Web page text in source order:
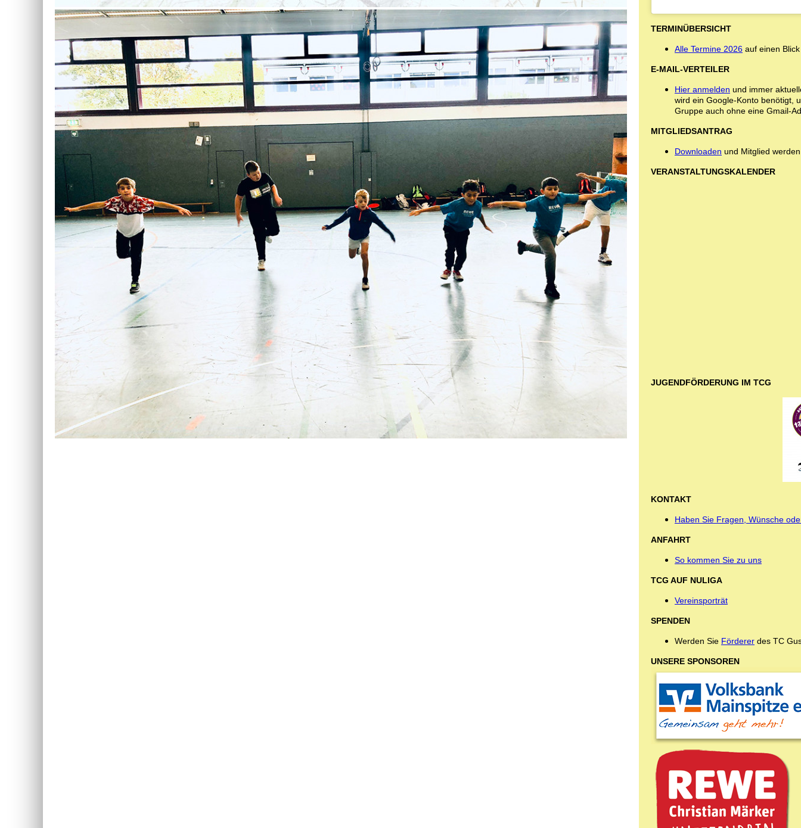
TERMINÜBERSICHT
Alle Termine 2026 auf einen Blick
E-MAIL-VERTEILER
Hier anmelden und immer
wird ein Google-Konto benötigt,
Gruppe auch ohne eine Gmail-
MITGLIEDSANTRAG
Downloaden und Mitglied werden
VERANSTALTUNGSKALENDER
JUGENDFÖRDERUNG IM TCG
KONTAKT
Haben Sie Fragen, Wünsche
ANFAHRT
So kommen Sie zu uns
TCG AUF NULIGA
Vereinsporträt
SPENDEN
Werden Sie Förderer des TC
UNSERE SPONSOREN